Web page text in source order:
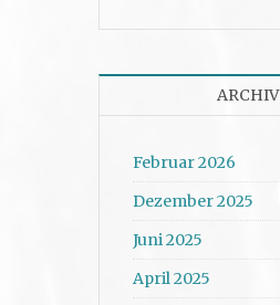
ARCHIV
Februar 2026
Dezember 2025
Juni 2025
April 2025